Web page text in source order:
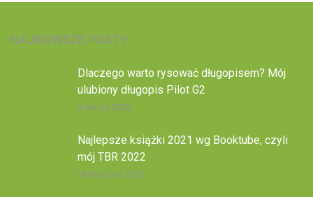
NAJNOWSZE POSTY
Dlaczego warto rysować długopisem? Mój
ulubiony długopis Pilot G2
3 marca 2022
Najlepsze książki 2021 wg Booktube, czyli
mój TBR 2022
18 stycznia 2022